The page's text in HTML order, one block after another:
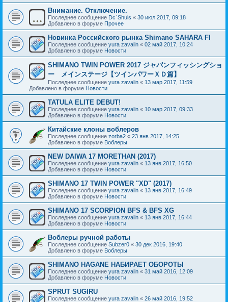
Внимание. Отключение.
Последнее сообщение Dc`Shuls « 30 июл 2017, 09:18
Добавлено в форуме Прочее
Новинка Российского рынка Shimano SAHARA FI
Последнее сообщение yura zavalin « 02 май 2017, 10:24
Добавлено в форуме Новости
SHIMANO TWIN POWER 2017 ジャパンフィッシングショ
ー メインステージ【ツインパワーＸＤ篇】
Последнее сообщение yura zavalin « 13 мар 2017, 11:59
Добавлено в форуме Новости
TATULA ELITE DEBUT!
Последнее сообщение yura zavalin « 10 мар 2017, 09:33
Добавлено в форуме Новости
Китайские клоны воблеров
Последнее сообщение zorba2 « 23 янв 2017, 14:25
Добавлено в форуме Воблеры
NEW DAIWA 17 MORETHAN (2017)
Последнее сообщение yura zavalin « 13 янв 2017, 16:50
Добавлено в форуме Новости
SHIMANO 17 TWIN POWER "XD" (2017)
Последнее сообщение yura zavalin « 13 янв 2017, 16:49
Добавлено в форуме Новости
SHIMANO 17 SCORPION BFS & BFS XG
Последнее сообщение yura zavalin « 13 янв 2017, 16:44
Добавлено в форуме Новости
Воблеры ручной работы
Последнее сообщение Subzer0 « 30 дек 2016, 19:40
Добавлено в форуме Воблеры
SHIMANO HAGANE НАБИРАЕТ ОБОРОТЫ
Последнее сообщение yura zavalin « 31 май 2016, 12:09
Добавлено в форуме Новости
SPRUT SUGIRU
Последнее сообщение yura zavalin « 26 май 2016, 19:52